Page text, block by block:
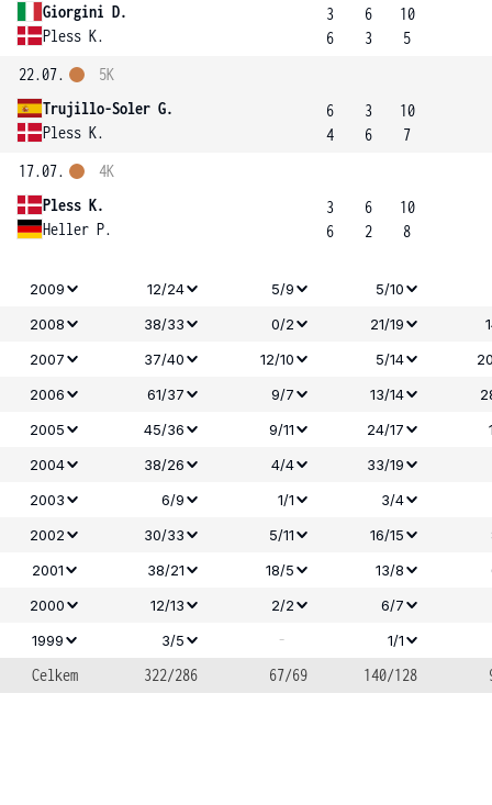
Giorgini D.
Pless K.
3
6
6
3
10
5
22.07.
Trujillo-Soler G.
Pless K.
5K
6
4
3
6
10
7
17.07.
Pless K.
Heller P.
4K
3
6
6
2
10
8
2009 12/24 5/9
5/10
2008
38/33 0/2 21/19
2007
37/40 12/10 5/14
2006
61/37 9/7 13/14
2005
45/36 9/11 24/17
2004
38/26 4/4
33/19
2003
6/9 1/1 3/4
2002
30/33 5/11 16/15
2001
38/21 18/5 13/8
2000
12/13 2/2
6/7
1999
3/5 - 1/1
Celkem 322/286 67/69 140/128